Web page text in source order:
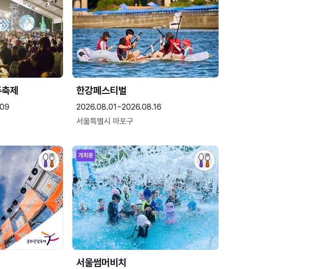
제 한강페스티벌
2026.08.01~2026.08.16
서울특별시 마포구
개최중
서울썸머비치